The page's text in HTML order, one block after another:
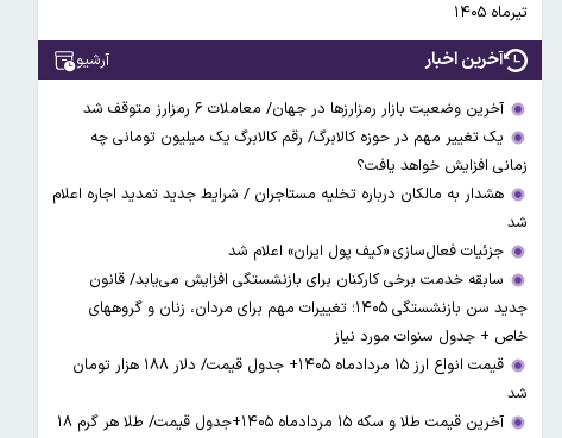
تیرماه ۱۴۰۵
آخرین اخبار آرشیو
آخرین وضعیت بازار رمزارزها در جهان/ معاملات ۶ رمزارز متوقف شد
یک تغییر مهم در حوزه کالابرگ/ رقم کالابرگ یک میلیون تومانی چه
زمانی افزایش خواهد یافت؟
هشدار به مالکان درباره تخلیه مستاجران / شرایط جدید تمدید اجاره اعلام
شد
جزئیات فعال‌سازی «کیف پول ایران» اعلام شد
سابقه خدمت برخی کارکنان برای بازنشستگی افزایش می‌یابد/ قانون
جدید سن بازنشستگی ۱۴۰۵؛ تغییرات مهم برای مردان، زنان و گروههای
خاص + جدول سنوات مورد نیاز
قیمت انواع ارز ۱۵ مردادماه ۱۴۰۵+ جدول قیمت/ دلار ۱۸۸ هزار تومان
شد
آخرین قیمت طلا و سکه ۱۵ مردادماه ۱۴۰۵+جدول قیمت/ طلا هر گرم ۱۸